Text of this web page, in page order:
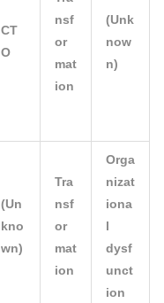
CT
O
nsf
or
mat
ion
(Unk
now
n)
(Un
kno
wn)
Tra
nsf
or
mat
ion
Orga
nizat
iona
l
dysf
unct
ion